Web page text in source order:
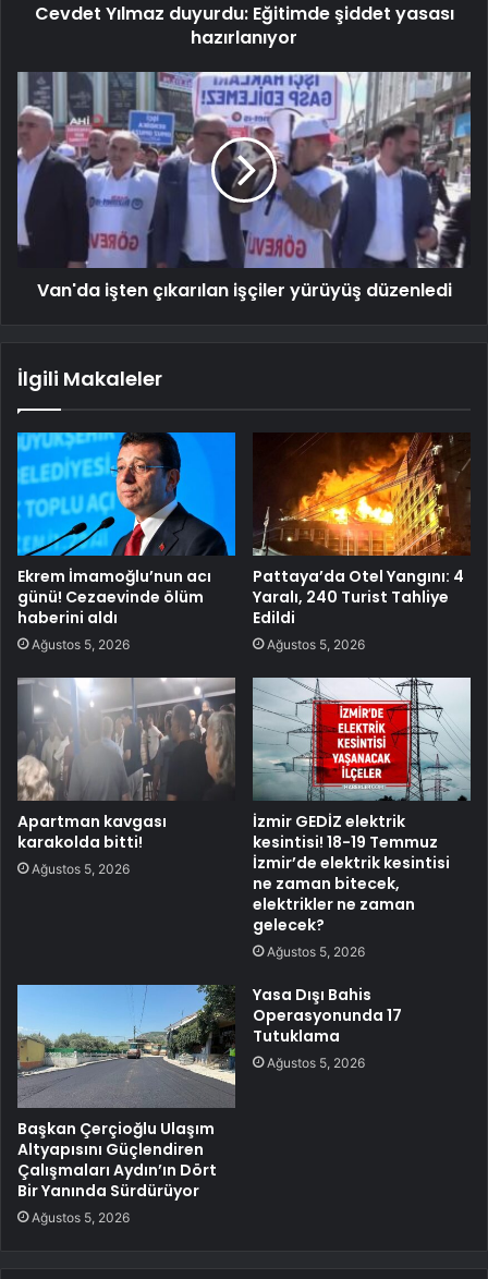
Cevdet Yılmaz duyurdu: Eğitimde şiddet yasası
hazırlanıyor
Van'da işten çıkarılan işçiler yürüyüş düzenledi
İlgili Makaleler
Ekrem İmamoğlu’nun acı
günü! Cezaevinde ölüm
haberini aldı
Ağustos 5, 2026
Pattaya’da Otel Yangını: 4
Yaralı, 240 Turist Tahliye
Edildi
Ağustos 5, 2026
Apartman kavgası
karakolda bitti!
Ağustos 5, 2026
İzmir GEDİZ elektrik
kesintisi! 18-19 Temmuz
İzmir’de elektrik kesintisi
ne zaman bitecek,
elektrikler ne zaman
gelecek?
Ağustos 5, 2026
Başkan Çerçioğlu Ulaşım
Altyapısını Güçlendiren
Çalışmaları Aydın’ın Dört
Bir Yanında Sürdürüyor
Ağustos 5, 2026
Yasa Dışı Bahis
Operasyonunda 17
Tutuklama
Ağustos 5, 2026